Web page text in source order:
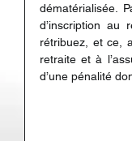
dématérialisée.
d’inscription au
rétribuez, et ce,
retraite et à
d’une pénalité